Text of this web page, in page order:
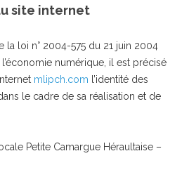
site internet
la loi n° 2004-575 du 21 juin 2004
numérique, il est précisé
mlipch.com l’identité des
le cadre de sa réalisation et de
Petite Camargue Héraultaise –